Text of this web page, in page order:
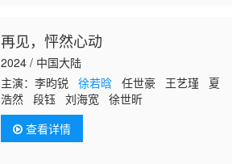
再见，怦然心动
2024 / 中国大陆
主演：李昀锐 徐若晗任世豪 王艺瑾 夏
浩然 段钰 刘海宽 徐世昕
查看详情